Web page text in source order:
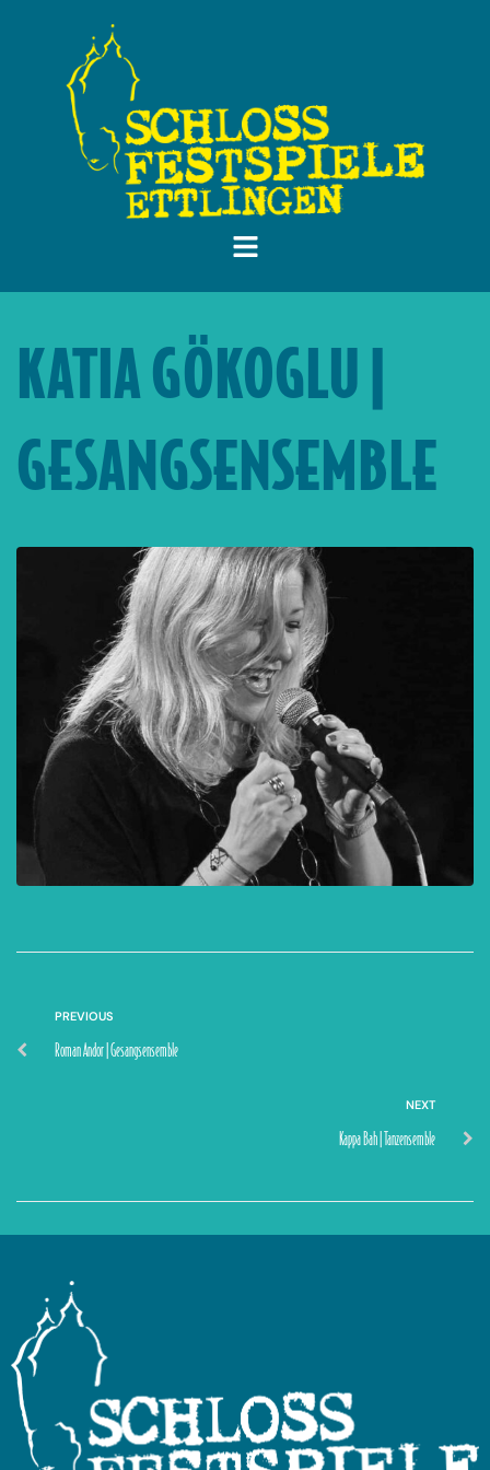
KATIA GÖKOGLU |
GESANGSENSEMBLE
PREVIOUS
Roman Andor | Gesangsensemble
NEXT
Kappa Bah | Tanzensemble